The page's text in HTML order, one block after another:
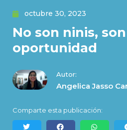
octubre 30, 2023
No son ninis,
oportunidad
Autor:
Angelica Jasso
Comparte esta publicación: